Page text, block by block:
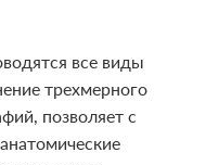
все виды
трехмерного
позволяет с
все виды
трехмерного
позволяет с